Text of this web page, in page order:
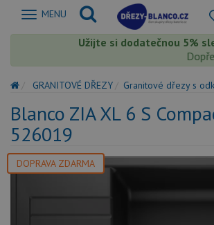
Zobrazit
MENU
Užijte si dodatečnou 5%
GRANITOVÉ DŘEZY Granitové dřezy s
Blanco ZIA XL 6 S
526019
DOPRAVA ZDARMA